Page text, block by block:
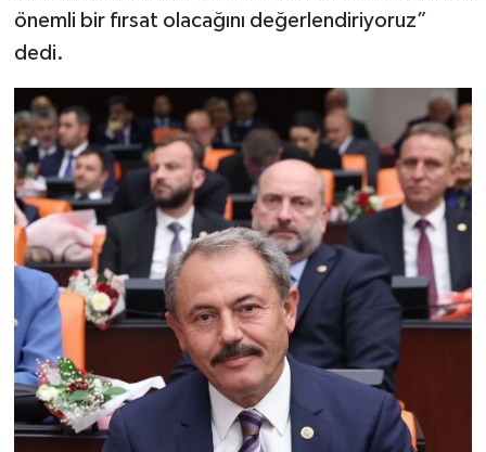
önemli bir fırsat olacağını değerlendiriyoruz”
dedi.